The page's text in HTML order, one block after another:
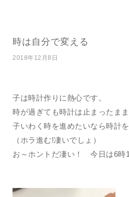
時は自分で変える
2018年12月8日
子は時計作りに熱心です。
時が過ぎても時計は止まったまま
子いわく時を進めたいなら時計
（ホラ進む!凄いでしょ）
お～ホントだ凄い！ 今日は6時